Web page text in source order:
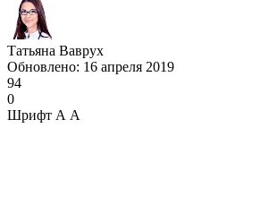
Татьяна Ваврух
Обновлено: 16 апреля 2019
94
0
Шрифт А А